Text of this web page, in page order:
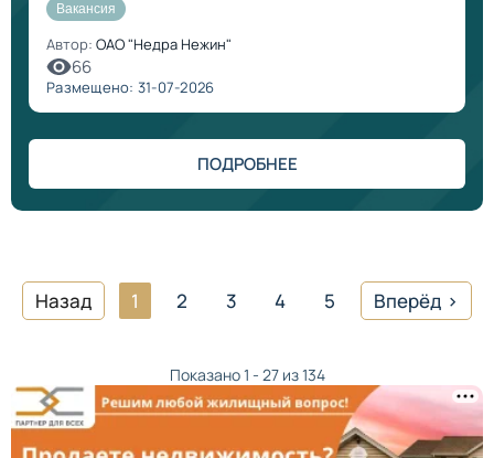
Вакансия
Автор: ОАО "Недра Нежин"
66
Размещено: 31-07-2026
ПОДРОБНЕЕ
Назад 1 2 3 4 5 Вперёд
Показано 1 - 27 из 134